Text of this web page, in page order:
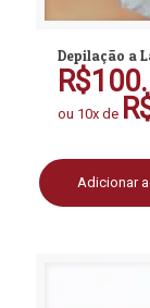
Depilação a
R$
ou 10x de
Adicionar